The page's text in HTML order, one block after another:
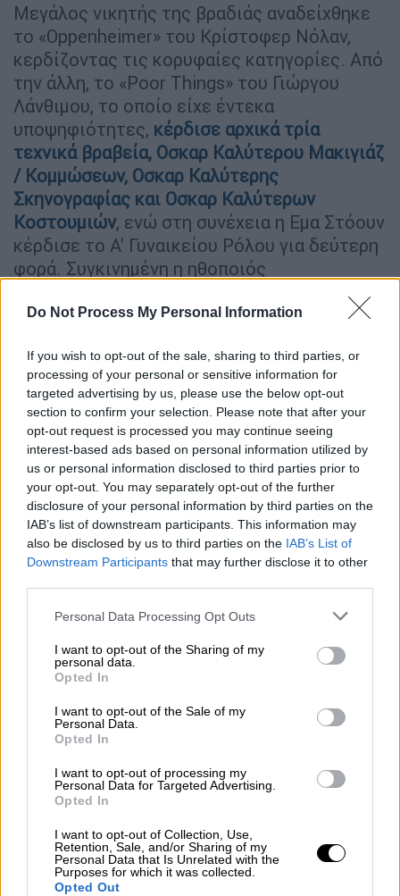
Do Not Process My Personal Information
If you wish to opt-out of the sale, sharing to third parties, or
processing of your personal or sensitive information for
targeted advertising by us, please use the below opt-out
section to confirm your selection. Please note that after your
opt-out request is processed you may continue seeing
interest-based ads based on personal information utilized by
us or personal information disclosed to third parties prior to
your opt-out. You may separately opt-out of the further
disclosure of your personal information by third parties on the
IAB’s list of downstream participants. This information may
also be disclosed by us to third parties on the IAB’s List of
Downstream Participants that may further disclose it to other
Please note that this website/app uses one or more Google
not limited to your visit or usage behaviour. You may click to
grant or deny consent to Google and its third-party tags to
use your data for below specified purposes in below Google
consent section.
Personal Data Processing Opt Outs
I want to opt-out of the Sharing of my
personal data.
Opted In
I want to opt-out of the Sale of my
Personal Data.
Opted In
I want to opt-out of processing my
Personal Data for Targeted Advertising.
Opted In
I want to opt-out of Collection, Use,
Retention, Sale, and/or Sharing of my
Personal Data that Is Unrelated with the
Purposes for which it was collected.
Opted Out
Μεγάλος νικητής της βραδιάς αναδείχθηκε
το «Oppenheimer» του Κρίστοφερ Νόλαν,
κερδίζοντας τις κορυφαίες κατηγορίες. Από
την άλλη, το «Poor Things» του Γιώργου
Λάνθιμου, το οποίο είχε έντεκα
υποψηφιότητες, κέρδισε αρχικά τρία
τεχνικά βραβεία, Οσκαρ Καλύτερου Μακιγιάζ
/ Κομμώσεων, Οσκαρ Καλύτερης
Σκηνογραφίας και Οσκαρ Καλύτερων
Κοστουμιών, ενώ στη συνέχεια η Εμα Στόουν
κέρδισε το Α' Γυναικείου Ρόλου για δεύτερη
φορά. Συγκινημένη η ηθοποιός
Μπέλα Μπάξτερ και ευχαρίστησε τον Ελληνα
ΔΙΑΒΑΣΤΕ ΕΠΙΣΗΣ
Σινεμά|11.03.2024 01:48
Οσκαρ 2024: Στη Ντε’Βάιν Τζόι
Ράντολφ το πρώτο βραβείο της
βραδιάς - Η συγκινητική ομιλία της
Σινεμά|11.03.2024 02:19
Οσκαρ 2024: Τρία σερί τεχνικά
Things» του Γιώργου Λάνθιμου
Σινεμά|11.03.2024 04:20
«Οπενχάιμερ» - Οι στιγμές που
ξεχώρισαν
Η σύνδεση με την τελετή του 1974
Κατά τη διάρκεια της τελετής, ο σταρ του